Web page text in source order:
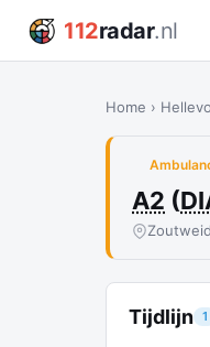
112radar.nl
Home ›
A2 (
Tijdlijn 1